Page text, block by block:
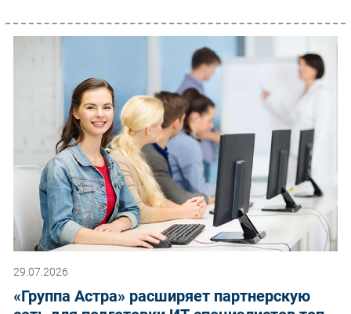
29.07.2026
«Группа Астра» расширяет партнерскую